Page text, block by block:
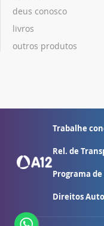
deus conosco
livros
outros produtos
Trabalhe
Rel. de
Programa
Direitos